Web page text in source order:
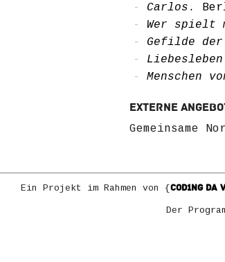
Carlos .
Wer spielt
Gefilde der
Menschen
Externe
Gemeinsame
Ein Projekt im Rahmen von {COD1NG DA
Der